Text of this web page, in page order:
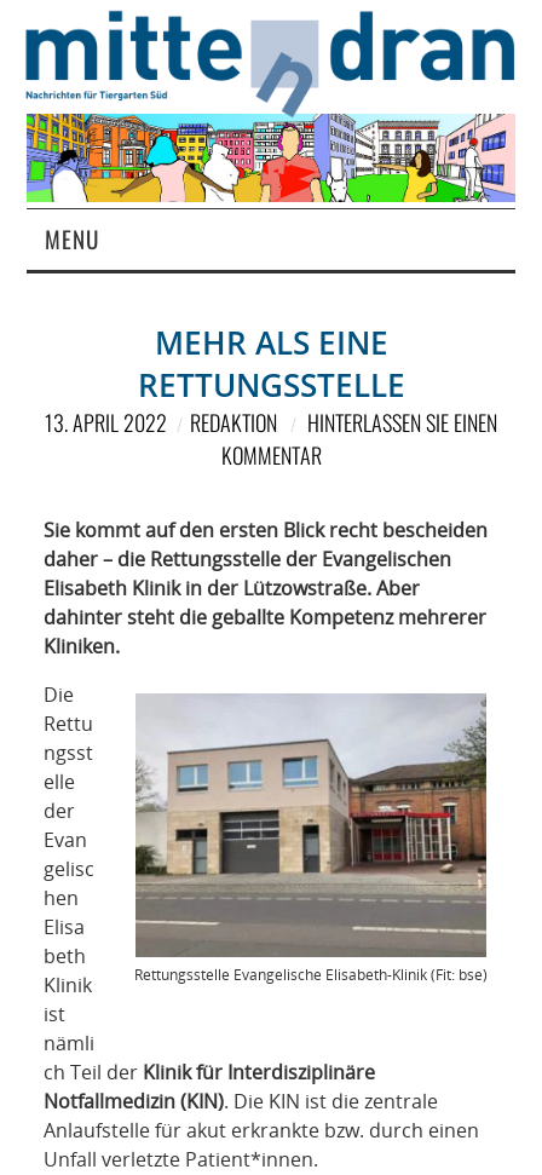
MENU
ÜBER UNS
NETZWERK
SPONSORING
MEHR ALS EINE
RETTUNGSSTELLE
13. APRIL 2022 REDAKTION
HINTERLASSEN SIE EINEN
KOMMENTAR
Sie kommt auf den ersten Blick recht bescheiden
daher – die Rettungsstelle der Evangelischen
Elisabeth Klinik in der Lützowstraße. Aber
dahinter steht die geballte Kompetenz mehrerer
Kliniken.
Rettungsstelle Evangelische Elisabeth-Klinik (Fit: bse)
Die
Rettu
ngsst
elle
der
Evan
gelisc
hen
Elisa
beth
Klinik
ist
nämli
ch Teil der Klinik für Interdisziplinäre
Notfallmedizin (KIN). Die KIN ist die zentrale
Anlaufstelle für akut erkrankte bzw. durch einen
Unfall verletzte Patient*innen.